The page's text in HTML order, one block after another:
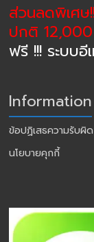
ส่วนลดพิเศษ
ปกติ
ฟรี !!! ระบบอี
Information
ข้อปฏิเสธความรับผิด
นโยบายคุกกี้